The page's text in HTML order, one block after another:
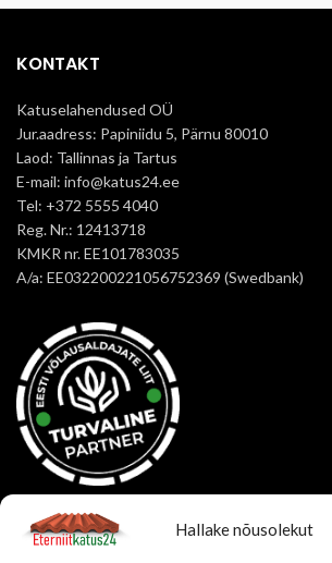
Hallake nõusolekut
KONTAKT
Katuselahendused OÜ
Jur.aadress: Papiniidu 5, Pärnu 80010
Laod: Tallinnas ja Tartus
E-mail: info@katus24.ee
Tel: +372 5555 4040
Reg. Nr.: 12413718
KMKR nr. EE101783035
A/a: EE032200221056752369 (Swedbank)
OSTUINFO